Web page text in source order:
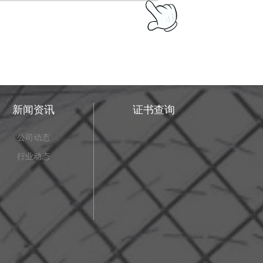
新闻资讯
公司动态
行业动态
证书查询